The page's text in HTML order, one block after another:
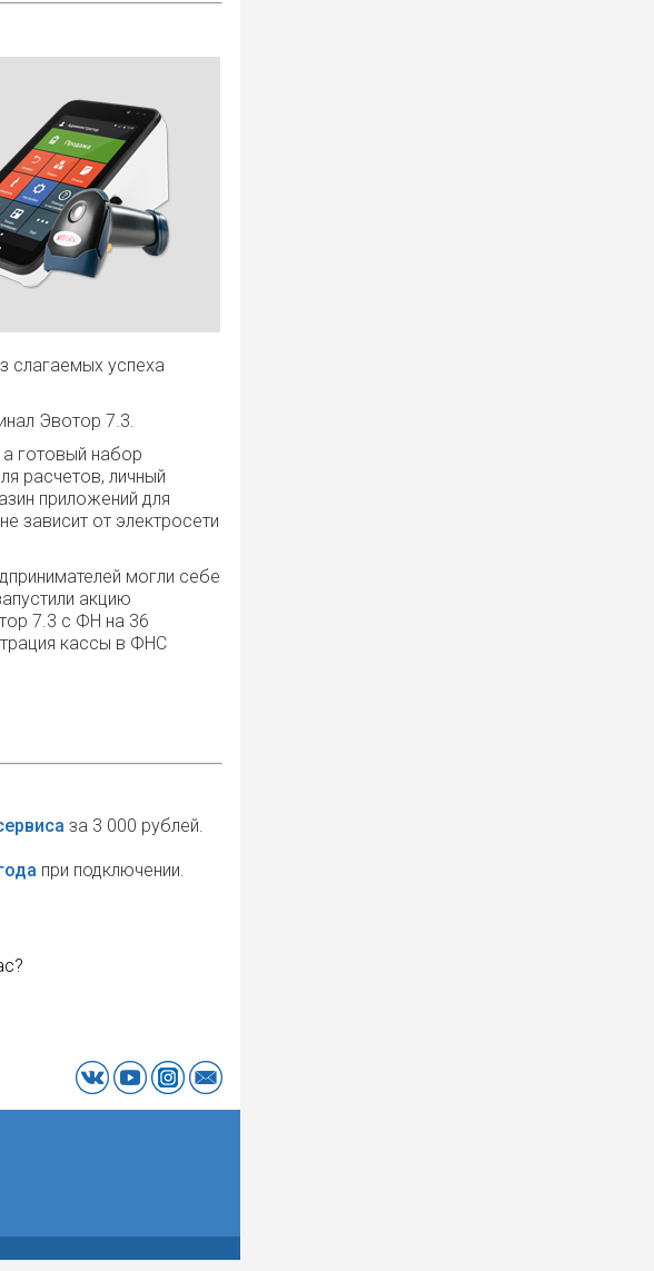
слагаемых успеха
Эвотор 7.3.
готовый набор
расчетов, личный
приложений для
зависит от электросети
могли себе
акцию
7.3 с ФН на 36
кассы в ФНС
за 3 000 рублей.
при подключении.